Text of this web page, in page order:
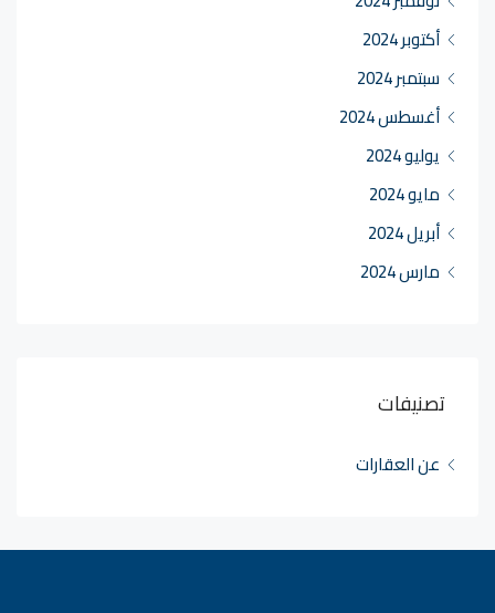
أكتوبر 2024
سبتمبر 2024
أغسطس 2024
يوليو 2024
مايو 2024
أبريل 2024
مارس 2024
تصنيفات
عن العقارات